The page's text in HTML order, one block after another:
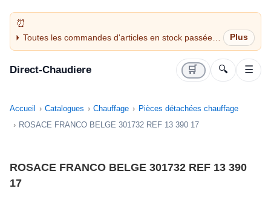
Toutes les commandes d'articles en stock passées
avant 14H sont expédiées le jour même (jours
Direct-Chaudiere 🛒 🔍 ☰
Accueil Catalogues Chauffage
Pièces détachées chauffage
ROSACE FRANCO BELGE 301732 REF 13 390 17
ROSACE FRANCO BELGE 301732 REF 13 390
17